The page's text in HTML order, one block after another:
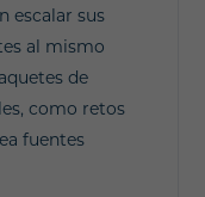
escalar sus
al mismo
de
como retos
fuentes